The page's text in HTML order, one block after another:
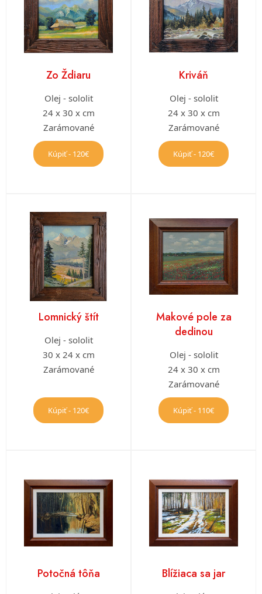
Zo Ždiaru
Olej - sololit
24 x 30 x cm
Zarámované
Kúpiť - 120€
Kriváň
Olej - sololit
24 x 30 x cm
Zarámované
Kúpiť - 120€
Lomnický štít
Olej - sololit
30 x 24 x cm
Zarámované
Kúpiť - 120€
Makové pole za
dedinou
Olej - sololit
24 x 30 x cm
Zarámované
Kúpiť - 110€
Potočná tôňa Blížiaca sa jar